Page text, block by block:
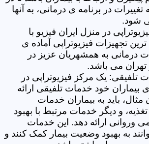
در برنامه ی درمانی، به آنها
شود.
در منزل ایران فیزیو با
تجهیزات فیزیوتراپی آماده ی
درمانی به همشهریان عزیز در
می باشد.
تلفیقی: یک مرکز فیزیوتراپی در
بیماران خود خدمات تلفیقی ارائه
مثال، باید به بیماران خدمات
و دیگر خدمات مرتبط با بهبود
ارائه دهد. این خدمات
به بهبود وضعیت بیمار کمک کنند و